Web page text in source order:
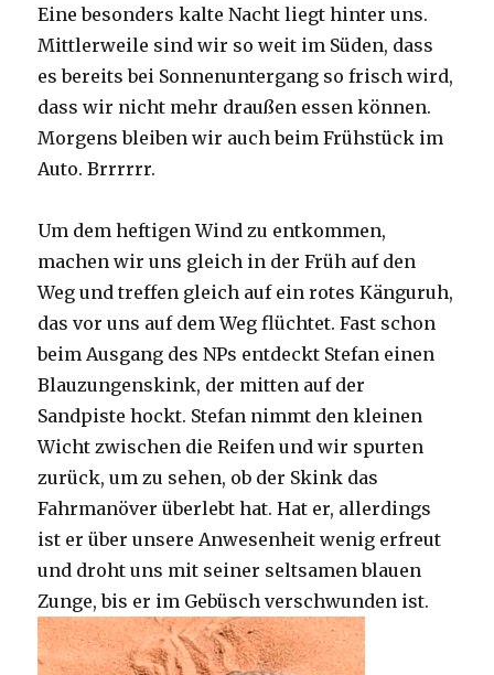
Eine besonders kalte Nacht liegt hinter uns.
Mittlerweile sind wir so weit im Süden, dass
es bereits bei Sonnenuntergang so frisch wird,
dass wir nicht mehr draußen essen können.
Morgens bleiben wir auch beim Frühstück im
Auto. Brrrrrr.
Um dem heftigen Wind zu entkommen,
machen wir uns gleich in der Früh auf den
Weg und treffen gleich auf ein rotes Känguruh,
das vor uns auf dem Weg flüchtet. Fast schon
beim Ausgang des NPs entdeckt Stefan einen
Blauzungenskink, der mitten auf der
Sandpiste hockt. Stefan nimmt den kleinen
Wicht zwischen die Reifen und wir spurten
zurück, um zu sehen, ob der Skink das
Fahrmanöver überlebt hat. Hat er, allerdings
ist er über unsere Anwesenheit wenig erfreut
und droht uns mit seiner seltsamen blauen
Zunge, bis er im Gebüsch verschwunden ist.